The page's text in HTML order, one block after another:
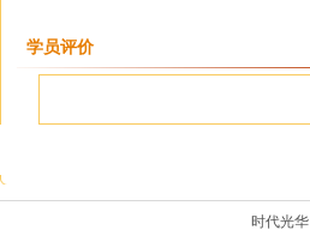
学员评价
时代光华